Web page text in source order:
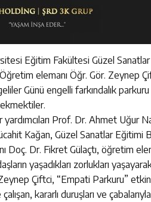
Eğitim Fakültesi Güzel
elemanı Öğr. Gör. Zeynep
Günü engelli farkındalık
Prof. Dr. Ahmet Uğur
Kağan, Güzel Sanatlar Eğitimi
Doç. Dr. Fikret Gülaçtı, öğretim
yaşadıkları zorlukları
Çiftci, “Empati Parkuru”
kararlı duruşları ve